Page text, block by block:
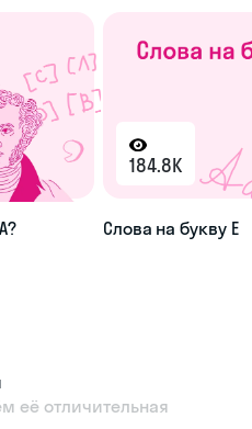
184.8K
Слова на букву Е
её отличительная